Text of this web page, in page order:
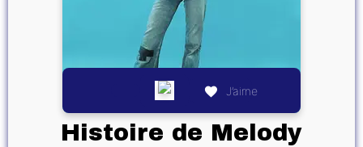
J’aime
Histoire de Melody